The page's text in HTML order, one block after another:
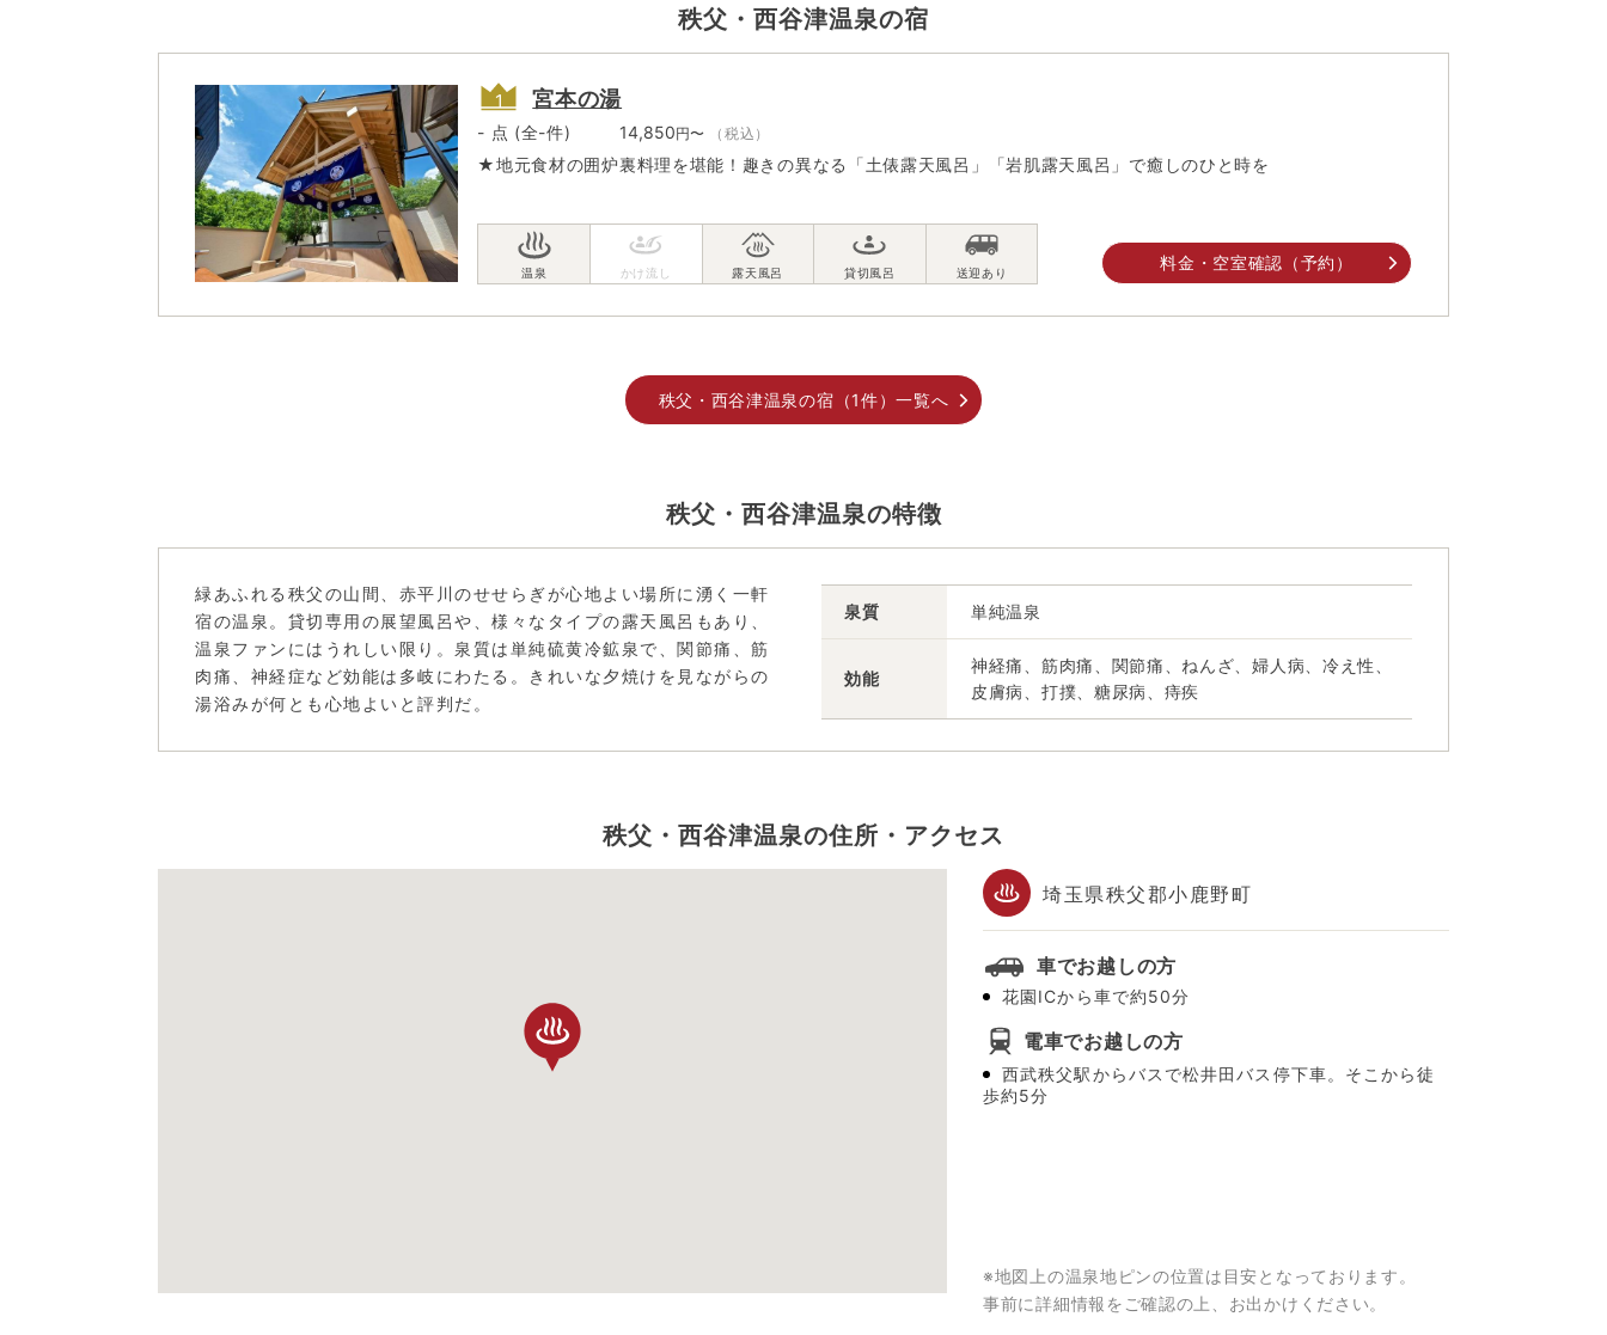
秩父・西谷津温泉の宿
宮本の湯
- 点 (全-件) 14,850円〜 （税込）
★地元食材の囲炉裏料理を堪能！趣きの異なる「土俵露天風呂」「岩肌露天風呂」で癒しのひと時を
料金・空室確認（予約）
秩父・西谷津温泉の宿（1件）一覧へ
秩父・西谷津温泉の特徴
緑あふれる秩父の山間、赤平川のせせらぎが心地よい場所に湧く一軒
宿の温泉。貸切専用の展望風呂や、様々なタイプの露天風呂もあり、
温泉ファンにはうれしい限り。泉質は単純硫黄冷鉱泉で、関節痛、筋
肉痛、神経症など効能は多岐にわたる。きれいな夕焼けを見ながらの
湯浴みが何とも心地よいと評判だ。
泉質 単純温泉
効能
神経痛、筋肉痛、関節痛、ねんざ、婦人病、冷え性、
皮膚病、打撲、糖尿病、痔疾
秩父・西谷津温泉の住所・アクセス
埼玉県秩父郡小鹿野町
車でお越しの方
花園ICから車で約50分
電車でお越しの方
西武秩父駅からバスで松井田バス停下車。そこから徒
歩約5分
※地図上の温泉地ピンの位置は目安となっております。
事前に詳細情報をご確認の上、お出かけください。